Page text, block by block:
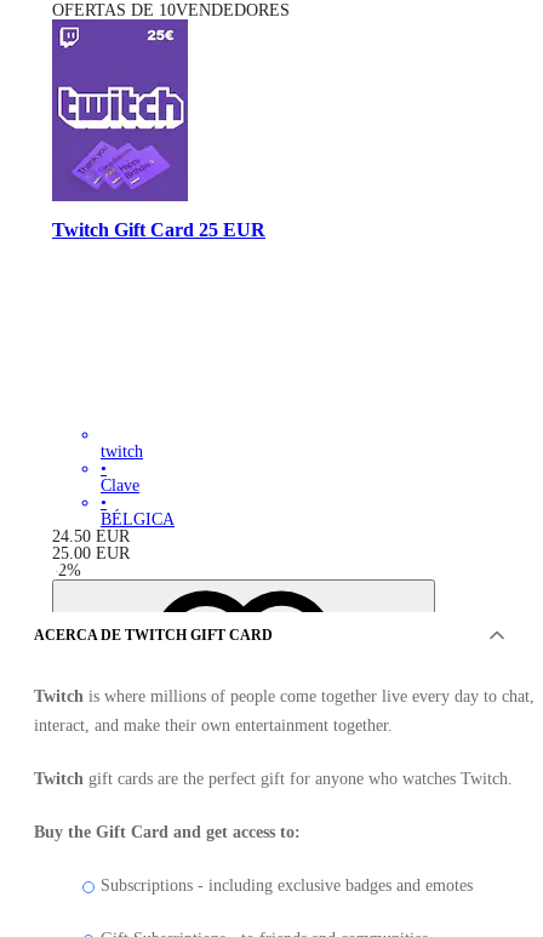
OFERTAS DE 10VENDEDORES
Twitch Gift Card 25 EUR
twitch
•
Clave
•
BÉLGICA
24.50 EUR
25.00 EUR
-2%
ACERCA DE TWITCH GIFT CARD
Twitch is where millions of people come together live every day to chat,
interact, and make their own entertainment together.
Twitch gift cards are the perfect gift for anyone who watches Twitch.
Buy the Gift Card and get access to:
Subscriptions - including exclusive badges and emotes